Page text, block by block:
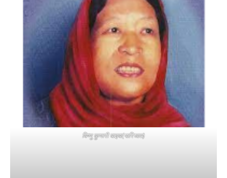
विष्णु कुमारी वाइबा(पारिजात)